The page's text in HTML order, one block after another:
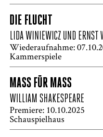
DIE FLUCHT
LIDA WINIEWICZ UND ERNST
Wiederaufnahme:
Kammerspiele
MASS FÜR MASS
WILLIAM SHAKESPEARE
Premiere: 10.10.2025
Schauspielhaus